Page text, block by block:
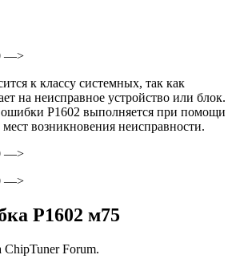
—>
к классу системных, так как
на неисправное устройство или блок.
Р1602 выполняется при помощи
возникновения неисправности.
—>
—>
P1602 м75
Forum.